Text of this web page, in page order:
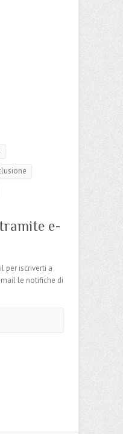
e-
per iscriverti a
le notifiche di